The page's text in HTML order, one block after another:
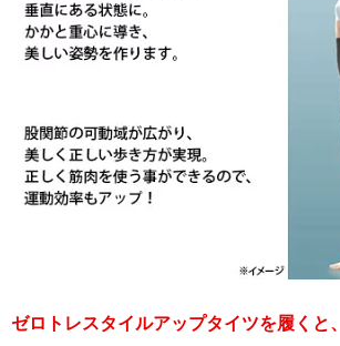
ゼロトレスタイルアップタイツを履くと、